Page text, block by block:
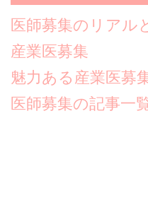
医師募集のリアル
産業医募集
魅力ある産業医募
医師募集の記事一